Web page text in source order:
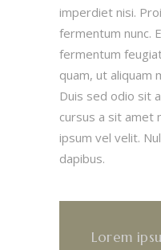
imperdiet nisi.
fermentum nunc.
fermentum
quam, ut aliquam
Duis sed odio sit
cursus a sit amet
ipsum vel velit.
dapibus.
Lorem